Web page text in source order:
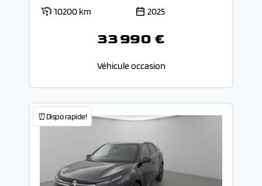
10200 km
2025
33 990 €
Véhicule occasion
⏰Dispo rapide!